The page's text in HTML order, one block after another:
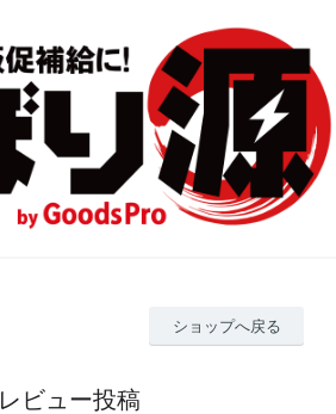
ショップへ戻る
レビュー投稿